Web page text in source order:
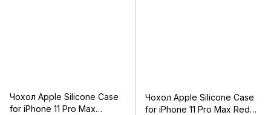
Чохол Apple Silicone Case
for iPhone 11 Pro Max
Чохол Apple Silicone Case
for iPhone 11 Pro Max Red